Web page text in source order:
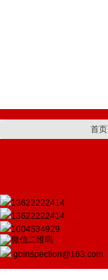
首页
13622222414
13622222414
1004534929
gbinspection@163.com